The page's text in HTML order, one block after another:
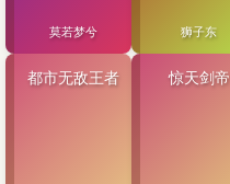
莫若梦兮 狮子东
都市无敌王者 惊天剑帝